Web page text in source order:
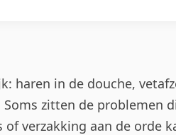
haren in de douche,
zitten de problemen
verzakking aan de orde